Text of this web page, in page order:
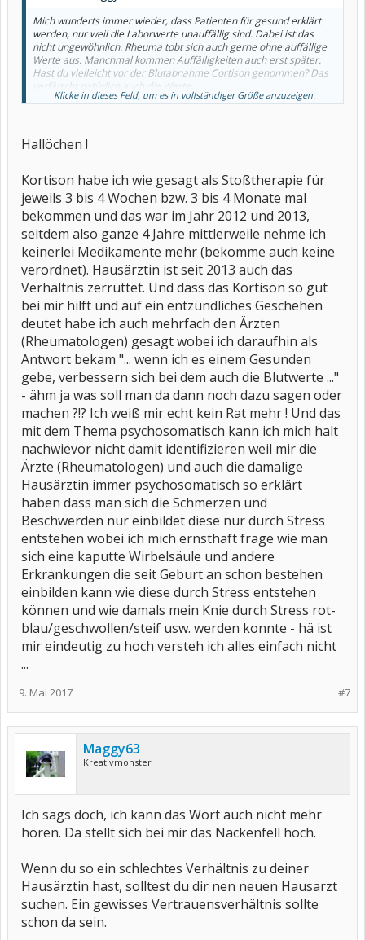
Mich wunderts immer wieder, dass Patienten für gesund erklärt
werden, nur weil die Laborwerte unauffällig sind. Dabei ist das
nicht ungewöhnlich. Rheuma tobt sich auch gerne ohne auffällige
Werte aus. Manchmal kommen Auffälligkeiten auch erst später.
Hast du vielleicht vor der Blutabnahme Cortison genommen? Das
verfälscht natürlich auch die Werte.
Vielleicht kann dir dein Hausarzt noch mal Cortison verschreiben.
Was ich aber noch loswerden muss: Psychosomatisch heißt nicht
psychisch krank! Gehört aber mittlerweile auch zu meinen
Klicke in dieses Feld, um es in vollständiger Größe anzuzeigen.
Hallöchen !
Kortison habe ich wie gesagt als Stoßtherapie für
jeweils 3 bis 4 Wochen bzw. 3 bis 4 Monate mal
bekommen und das war im Jahr 2012 und 2013,
seitdem also ganze 4 Jahre mittlerweile nehme ich
keinerlei Medikamente mehr (bekomme auch keine
verordnet). Hausärztin ist seit 2013 auch das
Verhältnis zerrüttet. Und dass das Kortison so gut
bei mir hilft und auf ein entzündliches Geschehen
deutet habe ich auch mehrfach den Ärzten
(Rheumatologen) gesagt wobei ich daraufhin als
Antwort bekam "... wenn ich es einem Gesunden
gebe, verbessern sich bei dem auch die Blutwerte ..."
- ähm ja was soll man da dann noch dazu sagen oder
machen ?!? Ich weiß mir echt kein Rat mehr ! Und das
mit dem Thema psychosomatisch kann ich mich halt
nachwievor nicht damit identifizieren weil mir die
Ärzte (Rheumatologen) und auch die damalige
Hausärztin immer psychosomatisch so erklärt
haben dass man sich die Schmerzen und
Beschwerden nur einbildet diese nur durch Stress
entstehen wobei ich mich ernsthaft frage wie man
sich eine kaputte Wirbelsäule und andere
Erkrankungen die seit Geburt an schon bestehen
einbilden kann wie diese durch Stress entstehen
können und wie damals mein Knie durch Stress rot-
blau/geschwollen/steif usw. werden konnte - hä ist
mir eindeutig zu hoch versteh ich alles einfach nicht
...
#7
9. Mai 2017
Maggy63
Kreativmonster
Ich sags doch, ich kann das Wort auch nicht mehr
hören. Da stellt sich bei mir das Nackenfell hoch.
Wenn du so ein schlechtes Verhältnis zu deiner
Hausärztin hast, solltest du dir nen neuen Hausarzt
suchen. Ein gewisses Vertrauensverhältnis sollte
schon da sein.